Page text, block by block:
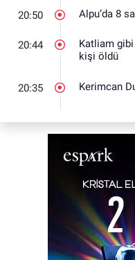
20:50 Alpu’da 8
20:44
Katliam gibi
kişi öldü
20:35 Kerimcan